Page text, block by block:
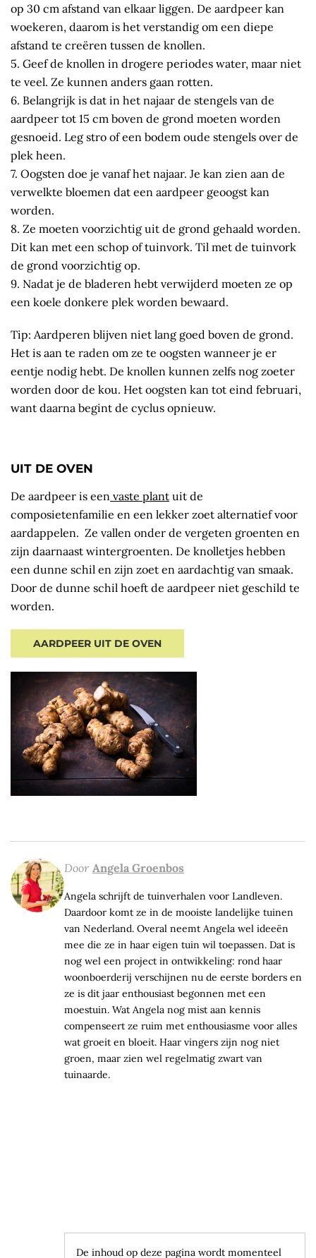
op 30 cm afstand van elkaar liggen. De aardpeer kan
woekeren, daarom is het verstandig om een diepe
afstand te creëren tussen de knollen.
5. Geef de knollen in drogere periodes water, maar niet
te veel. Ze kunnen anders gaan rotten.
6. Belangrijk is dat in het najaar de stengels van de
aardpeer tot 15 cm boven de grond moeten worden
gesnoeid. Leg stro of een bodem oude stengels over de
plek heen.
7. Oogsten doe je vanaf het najaar. Je kan zien aan de
verwelkte bloemen dat een aardpeer geoogst kan
worden.
8. Ze moeten voorzichtig uit de grond gehaald worden.
Dit kan met een schop of tuinvork. Til met de tuinvork
de grond voorzichtig op.
9. Nadat je de bladeren hebt verwijderd moeten ze op
een koele donkere plek worden bewaard.
Tip: Aardperen blijven niet lang goed boven de grond.
Het is aan te raden om ze te oogsten wanneer je er
eentje nodig hebt. De knollen kunnen zelfs nog zoeter
worden door de kou. Het oogsten kan tot eind februari,
want daarna begint de cyclus opnieuw.
UIT DE OVEN
De aardpeer is een vaste plant uit de
composietenfamilie en een lekker zoet alternatief voor
aardappelen. Ze vallen onder de vergeten groenten en
zijn daarnaast wintergroenten. De knolletjes hebben
een dunne schil en zijn zoet en aardachtig van smaak.
Door de dunne schil hoeft de aardpeer niet geschild te
worden.
AARDPEER UIT DE OVEN
Door Angela Groenbos
Angela schrijft de tuinverhalen voor Landleven.
Daardoor komt ze in de mooiste landelijke tuinen
van Nederland. Overal neemt Angela wel ideeën
mee die ze in haar eigen tuin wil toepassen. Dat is
nog wel een project in ontwikkeling: rond haar
woonboerderij verschijnen nu de eerste borders en
ze is dit jaar enthousiast begonnen met een
moestuin. Wat Angela nog mist aan kennis
compenseert ze ruim met enthousiasme voor alles
wat groeit en bloeit. Haar vingers zijn nog niet
groen, maar zien wel regelmatig zwart van
tuinaarde.
De inhoud op deze pagina wordt momenteel